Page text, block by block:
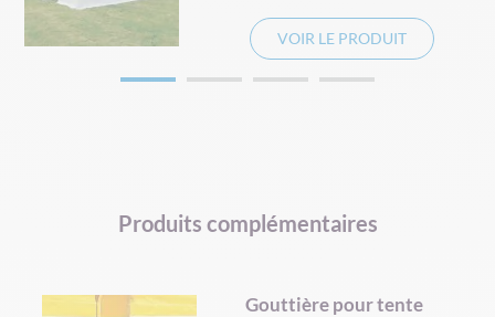
VOIR LE PRODUIT
Produits complémentaires
Gouttière pour tente